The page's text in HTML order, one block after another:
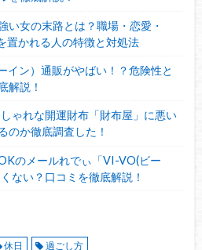
い女の末路とは？職場・恋愛・
置かれる人の特徴と対処法
イン）通販がやばい！？危険性と
解説！
しゃれな開運財布「財布屋」に悪い
のか徹底調査した！
のメールれでぃ「VI-VO(ビー
ない？口コミを徹底解説！
休日 過ごし方